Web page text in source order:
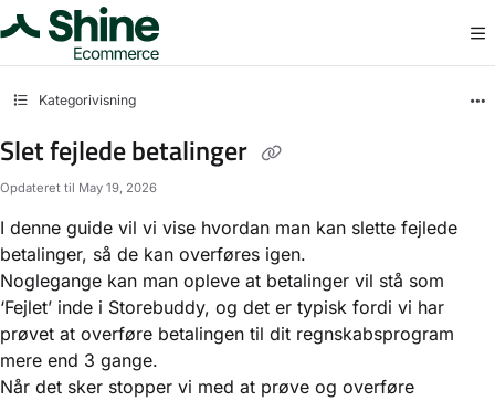
Documentation Index
Fetch the complete documentation index at: https://docs.storebuddy.io/llms.txt
Kategorivisning
Slet fejlede betalinger
Opdateret til May 19, 2026
I denne guide vil vi vise hvordan man kan slette fejlede
betalinger, så de kan overføres igen.
Noglegange kan man opleve at betalinger vil stå som
‘Fejlet’ inde i Storebuddy, og det er typisk fordi vi har
prøvet at overføre betalingen til dit regnskabsprogram
mere end 3 gange.
Når det sker stopper vi med at prøve og overføre